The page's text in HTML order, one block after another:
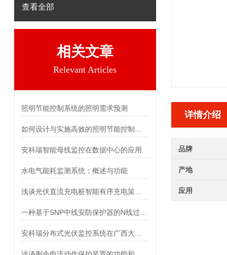
查看全部
相关文章
Relevant Articles
照明节能控制系统的照明需求预测
安科瑞智能母线监控在数据中心的应用
水电气能耗监测系统：概述与功能
详情介绍
品牌
产地
应用